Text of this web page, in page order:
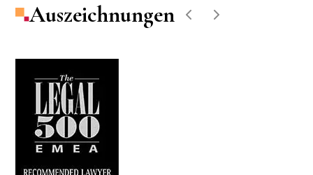
Auszeichnungen